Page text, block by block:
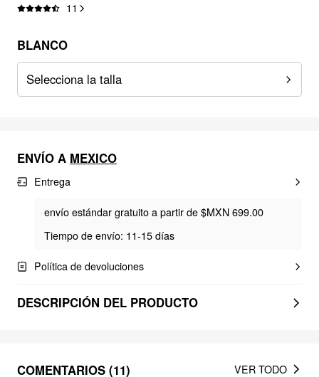
11
BLANCO
Selecciona la talla
ENVÍO A MEXICO
Entrega
envío estándar gratuito a partir de $MXN 699.00
Tiempo de envío: 11-15 días
Política de devoluciones
DESCRIPCIÓN DEL PRODUCTO
COMENTARIOS (11) VER TODO